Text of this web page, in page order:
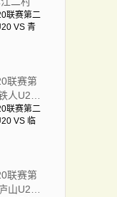
联赛第
人U20
联赛第
山U20